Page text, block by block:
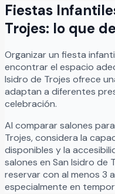
Fiestas
Trojes: lo que
Organizarun fiesta
encontrar el espacio
Isidro de Trojes ofrece
adaptan a diferentes
celebración.
Al comparar salones para
Trojes, considera la
disponibles y la
salones en San Isidro de
reservar con al menos 3
especialmente en